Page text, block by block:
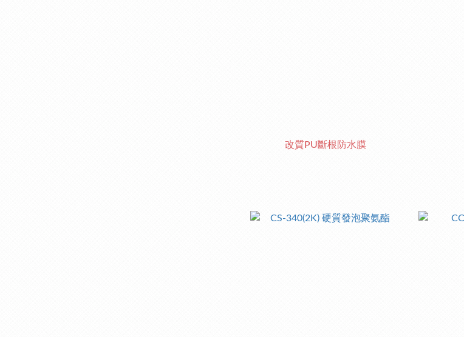
改質PU斷根防水膜